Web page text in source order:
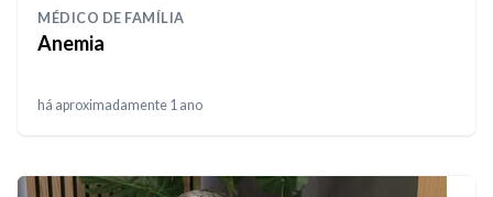
MÉDICO DE FAMÍLIA
Anemia
há aproximadamente 1 ano